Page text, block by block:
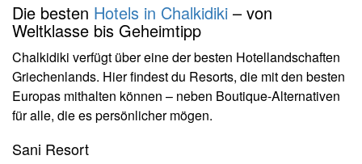
Die besten Hotels in Chalkidiki – von
Weltklasse bis Geheimtipp
Chalkidiki verfügt über eine der besten Hotellandschaften
Griechenlands. Hier findest du Resorts, die mit den besten
Europas mithalten können – neben Boutique-Alternativen
für alle, die es persönlicher mögen.
Sani Resort